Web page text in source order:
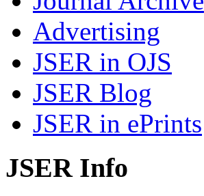
Advertising
JSER in OJS
JSER Blog
JSER in ePrints
JSER Info